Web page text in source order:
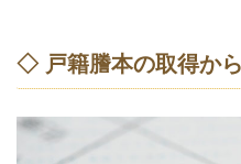
◇ 戸籍謄本の取得か